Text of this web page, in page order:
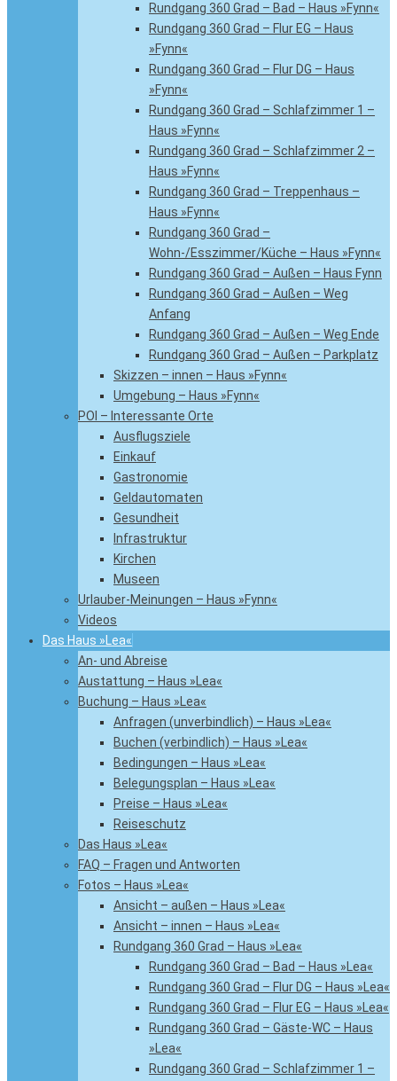
Rundgang 360 Grad – Bad – Haus »Fynn«
Rundgang 360 Grad – Flur EG – Haus
»Fynn«
Rundgang 360 Grad – Flur DG – Haus
»Fynn«
Rundgang 360 Grad – Schlafzimmer 1 –
Haus »Fynn«
Rundgang 360 Grad – Schlafzimmer 2 –
Haus »Fynn«
Rundgang 360 Grad – Treppenhaus –
Haus »Fynn«
Rundgang 360 Grad –
Wohn-/Esszimmer/Küche – Haus »Fynn«
Rundgang 360 Grad – Außen – Haus Fynn
Rundgang 360 Grad – Außen – Weg
Anfang
Rundgang 360 Grad – Außen – Weg Ende
Rundgang 360 Grad – Außen – Parkplatz
Skizzen – innen – Haus »Fynn«
Umgebung – Haus »Fynn«
POI – Interessante Orte
Ausflugsziele
Einkauf
Gastronomie
Geldautomaten
Gesundheit
Infrastruktur
Kirchen
Museen
Urlauber-Meinungen – Haus »Fynn«
Videos
Das Haus »Lea«
An- und Abreise
Austattung – Haus »Lea«
Buchung – Haus »Lea«
Anfragen (unverbindlich) – Haus »Lea«
Buchen (verbindlich) – Haus »Lea«
Bedingungen – Haus »Lea«
Belegungsplan – Haus »Lea«
Preise – Haus »Lea«
Reiseschutz
Das Haus »Lea«
FAQ – Fragen und Antworten
Fotos – Haus »Lea«
Ansicht – außen – Haus »Lea«
Ansicht – innen – Haus »Lea«
Rundgang 360 Grad – Haus »Lea«
Rundgang 360 Grad – Bad – Haus »Lea«
Rundgang 360 Grad – Flur DG – Haus »Lea«
Rundgang 360 Grad – Flur EG – Haus »Lea«
Rundgang 360 Grad – Gäste-WC – Haus
»Lea«
Rundgang 360 Grad – Schlafzimmer 1 –